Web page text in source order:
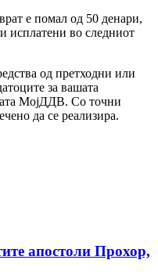
е помал од 50 денари,
исплатени во следниот
од претходни или
за вашата
МојДДВ. Со точни
да се реализира.
апостоли Прохор,